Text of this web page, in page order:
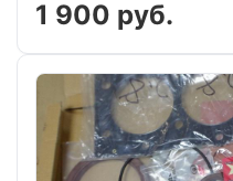
1 900 руб.